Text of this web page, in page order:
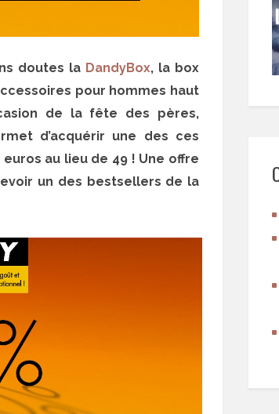
doutes laDandyBox, la box
pour hommes haut
de la fête des pères,
d’acquérir une des ces
au lieu de 49 ! Une offre
un des bestsellers de la